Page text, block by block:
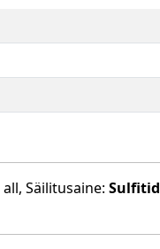
Säilitusaine: Sulfitid